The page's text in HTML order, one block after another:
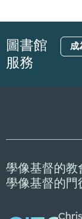
圖書館
服務
成
學像基督的教
學像基督的門